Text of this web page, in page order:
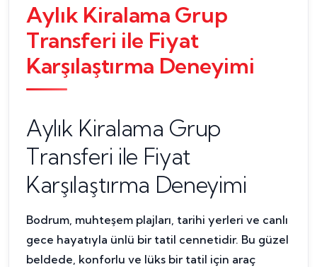
Aylık Kiralama Grup
Transferi ile Fiyat
Karşılaştırma Deneyimi
Aylık Kiralama Grup
Transferi ile Fiyat
Karşılaştırma Deneyimi
Bodrum, muhteşem plajları, tarihi yerleri ve canlı
gece hayatıyla ünlü bir tatil cennetidir. Bu güzel
beldede, konforlu ve lüks bir tatil için araç